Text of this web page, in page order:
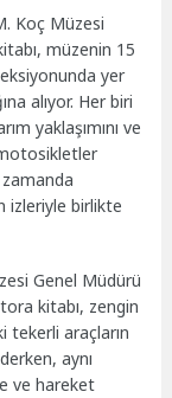
Koç Müzesi
müzenin 15
yer
alıyor. Her biri
yaklaşımını ve
motosikletler
izleriyle birlikte
Genel Müdürü
kitabı, zengin
tekerli araçların
aynı
ve hareket